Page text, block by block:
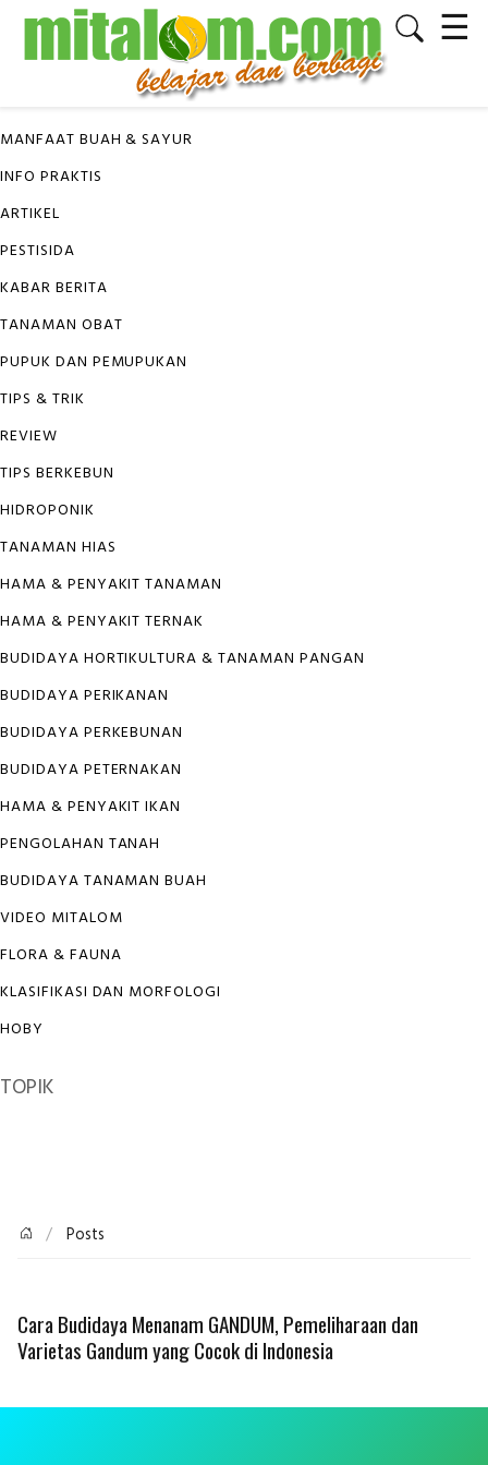
☰
✕
MANFAAT BUAH & SAYUR
INFO PRAKTIS
ARTIKEL
PESTISIDA
KABAR BERITA
TANAMAN OBAT
PUPUK DAN PEMUPUKAN
TIPS & TRIK
REVIEW
TIPS BERKEBUN
HIDROPONIK
TANAMAN HIAS
HAMA & PENYAKIT TANAMAN
HAMA & PENYAKIT TERNAK
BUDIDAYA HORTIKULTURA & TANAMAN PANGAN
BUDIDAYA PERIKANAN
BUDIDAYA PERKEBUNAN
BUDIDAYA PETERNAKAN
HAMA & PENYAKIT IKAN
PENGOLAHAN TANAH
BUDIDAYA TANAMAN BUAH
VIDEO MITALOM
FLORA & FAUNA
KLASIFIKASI DAN MORFOLOGI
HOBY
TOPIK
Posts
Cara Budidaya Menanam GANDUM, Pemeliharaan dan
Varietas Gandum yang Cocok di Indonesia